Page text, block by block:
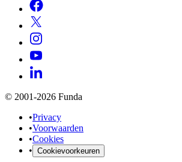
© 2001-2026 Funda
•Privacy
•Voorwaarden
•Cookies
• Cookievoorkeuren